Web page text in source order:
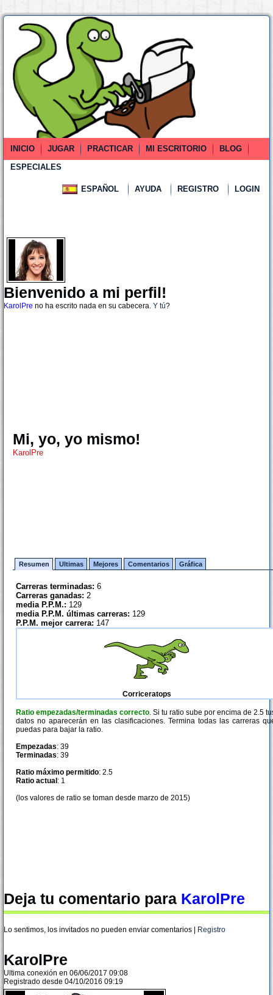
INICIO JUGAR PRACTICAR MI ESCRITORIO
BLOG
ESPECIALES
ESPAÑOL AYUDA REGISTRO LOGIN
Bienvenido a mi perfil!
KarolPre no ha escrito nada en su cabecera. Y tú?
Mi, yo, yo mismo!
KarolPre
Resumen Ultimas Mejores Comentarios Gráfica
Carreras terminadas: 6
Carreras ganadas: 2
media P.P.M.: 129
media P.P.M. últimas carreras: 129
P.P.M. mejor carrera: 147
Corriceratops
Ratio empezadas/terminadas correcto. Si tu ratio sube por encima de 2.5
datos no aparecerán en las clasificaciones. Termina todas las carreras
puedas para bajar la ratio.
Empezadas: 39
Terminadas: 39
Ratio máximo permitido: 2.5
Ratio actual : 1
(los valores de ratio se toman desde marzo de 2015)
Deja tu comentario para KarolPre
Lo sentimos, los invitados no pueden enviar comentarios | Registro
KarolPre
Ultima conexión en 06/06/2017 09:08
Registrado desde 04/10/2016 09:19